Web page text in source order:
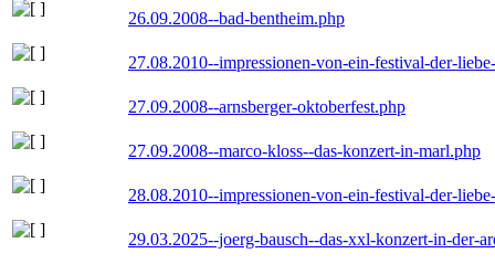
26.09.2008--bad-bentheim.php
27.08.2010--impressionen-von-ein-festival-der-
27.09.2008--arnsberger-oktoberfest.php
27.09.2008--marco-kloss--das-konzert-in-marl.php
28.08.2010--impressionen-von-ein-festival-der-
29.03.2025--joerg-bausch--das-xxl-konzert-in-der-